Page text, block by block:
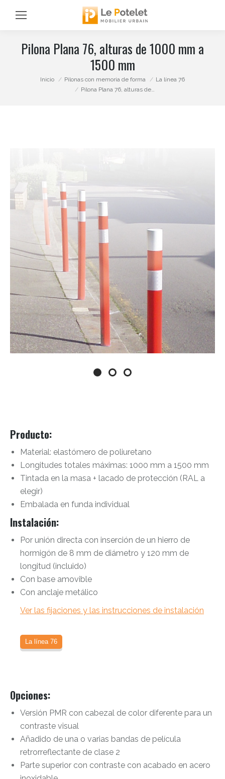
Pilona Plana 76, alturas de 1000 mm a
1500 mm
Estás aquí:
Inicio Pilonas con memoria de forma
La línea 76
Pilona Plana 76, alturas de…
Producto:
Material: elastómero de poliuretano
Longitudes totales máximas: 1000 mm a 1500 mm
Tintada en la masa + lacado de protección (RAL a
elegir)
Embalada en funda individual
Instalación:
Por unión directa con inserción de un hierro de
hormigón de 8 mm de diámetro y 120 mm de
longitud (incluido)
Con base amovible
Con anclaje metálico
Ver las fijaciones y las instrucciones de instalación
La línea 76
Opciones:
Versión PMR con cabezal de color diferente para un
contraste visual
Añadido de una o varias bandas de película
retrorreflectante de clase 2
Parte superior con contraste con acabado en acero